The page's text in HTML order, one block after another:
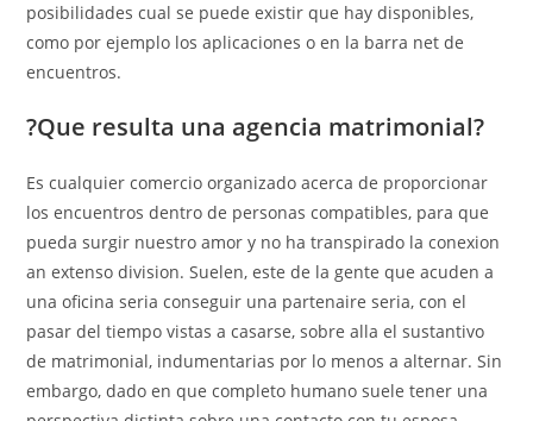
posibilidades cual se puede existir que hay disponibles,
como por ejemplo los aplicaciones o en la barra net de
encuentros.
?Que resulta una agencia matrimonial?
Es cualquier comercio organizado acerca de proporcionar
los encuentros dentro de personas compatibles, para que
pueda surgir nuestro amor y no ha transpirado la conexion
an extenso division. Suelen, este de la gente que acuden a
una oficina seri­a conseguir una partenaire seria, con el
pasar del tiempo vistas a casarse, sobre alla el sustantivo
de matrimonial, indumentarias por lo menos a alternar. Sin
embargo, dado en que completo humano suele tener una